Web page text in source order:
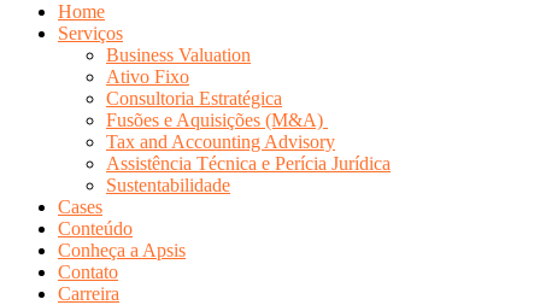
Home
Serviços
Business Valuation
Ativo Fixo
Consultoria Estratégica
Fusões e Aquisições (M&A)
Tax and Accounting Advisory
Assistência Técnica e Perícia Jurídica
Sustentabilidade
Cases
Conteúdo
Conheça a Apsis
Contato
Carreira